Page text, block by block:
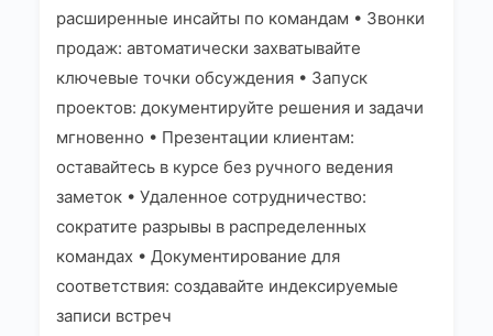
расширенные инсайты по командам • Звонки
продаж: автоматически захватывайте
ключевые точки обсуждения • Запуск
проектов: документируйте решения и задачи
мгновенно • Презентации клиентам:
оставайтесь в курсе без ручного ведения
заметок • Удаленное сотрудничество:
сократите разрывы в распределенных
командах • Документирование для
соответствия: создавайте индексируемые
записи встреч